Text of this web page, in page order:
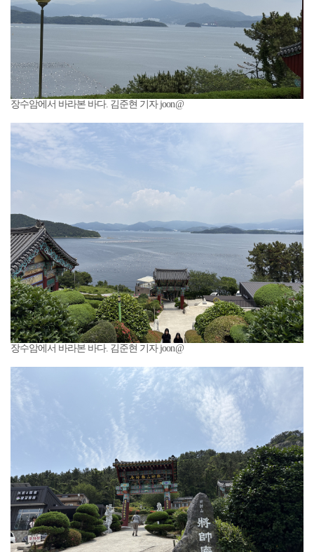
장수암에서 바라본 바다. 김준현 기자 joon@
장수암에서 바라본 바다. 김준현 기자 joon@